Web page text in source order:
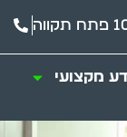
מקצועי